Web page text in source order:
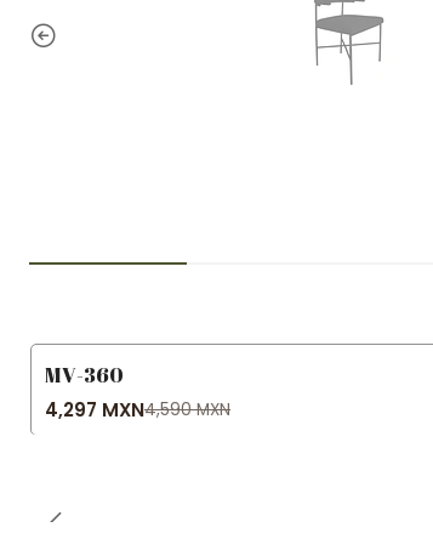
-6% OFF
MV-360
4,297 MXN4,590 MXN